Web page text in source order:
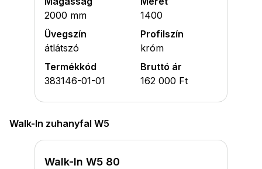
2000 mm
1400
Üvegszín
átlátszó
Profilszín
króm
Termékkód
383146-01-01
Bruttó ár
162 000 Ft
Walk-In zuhanyfal W5
Walk-In W5 80